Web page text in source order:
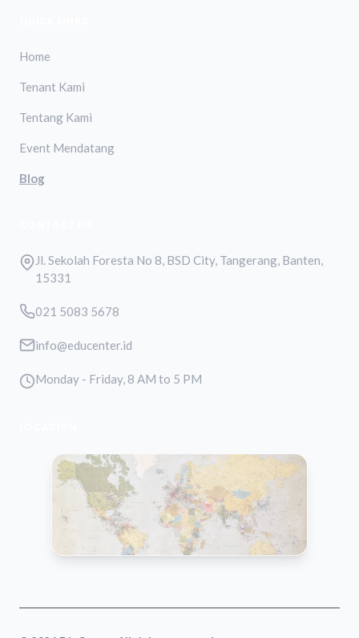
Home
Tenant Kami
Tentang Kami
Event Mendatang
Blog
Jl. Sekolah Foresta No 8, BSD City, Tangerang, Banten,
15331
021 5083 5678
info@educenter.id
Monday - Friday, 8 AM to 5 PM